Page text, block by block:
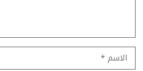
الاسم